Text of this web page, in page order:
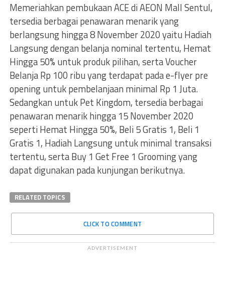
Memeriahkan pembukaan ACE di AEON Mall Sentul,
tersedia berbagai penawaran menarik yang
berlangsung hingga 8 November 2020 yaitu Hadiah
Langsung dengan belanja nominal tertentu, Hemat
Hingga 50% untuk produk pilihan, serta Voucher
Belanja Rp 100 ribu yang terdapat pada e-flyer pre
opening untuk pembelanjaan minimal Rp 1 Juta.
Sedangkan untuk Pet Kingdom, tersedia berbagai
penawaran menarik hingga 15 November 2020
seperti Hemat Hingga 50%, Beli 5 Gratis 1, Beli 1
Gratis 1, Hadiah Langsung untuk minimal transaksi
tertentu, serta Buy 1 Get Free 1 Grooming yang
dapat digunakan pada kunjungan berikutnya.
RELATED TOPICS
CLICK TO COMMENT
ADVERTISEMENT